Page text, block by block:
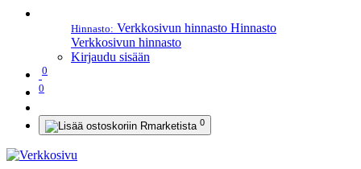
Hinnasto: Verkkosivun hinnasto Hinnasto
Verkkosivun hinnasto
Kirjaudu sisään
0
0
0